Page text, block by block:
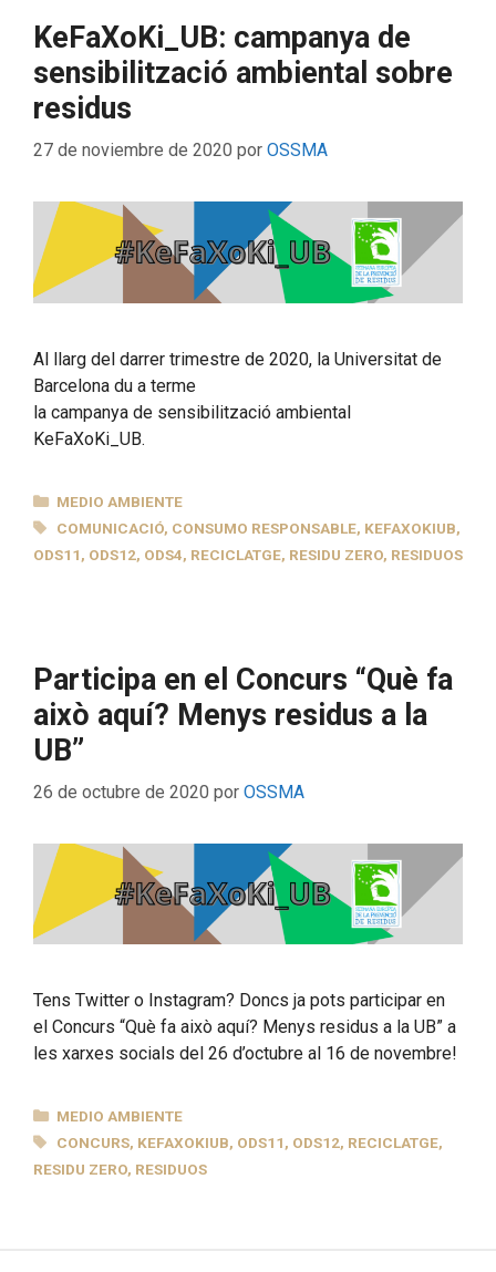
KeFaXoKi_UB: campanya de
sensibilització ambiental sobre
residus
27 de noviembre de 2020 por OSSMA
Al llarg del darrer trimestre de 2020, la Universitat de
Barcelona du a terme
la campanya de sensibilització ambiental
KeFaXoKi_UB.
CATEGORÍAS
MEDIO AMBIENTE
ETIQUETAS
COMUNICACIÓ, CONSUMO RESPONSABLE, KEFAXOKIUB,
ODS11, ODS12, ODS4, RECICLATGE, RESIDU ZERO, RESIDUOS
Participa en el Concurs “Què fa
això aquí? Menys residus a la
UB”
26 de octubre de 2020 por OSSMA
Tens Twitter o Instagram? Doncs ja pots participar en
el Concurs “Què fa això aquí? Menys residus a la UB” a
les xarxes socials del 26 d’octubre al 16 de novembre!
CATEGORÍAS
MEDIO AMBIENTE
ETIQUETAS
CONCURS, KEFAXOKIUB, ODS11, ODS12, RECICLATGE,
RESIDU ZERO, RESIDUOS